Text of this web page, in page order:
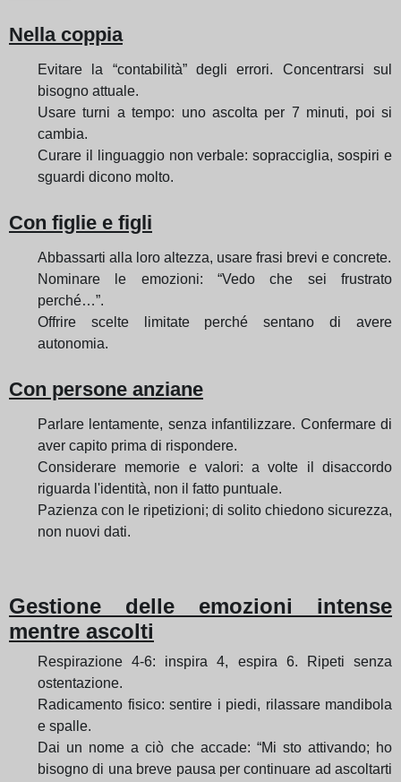
Nella coppia
Evitare la “contabilità” degli errori. Concentrarsi sul
bisogno attuale.
Usare turni a tempo: uno ascolta per 7 minuti, poi si
cambia.
Curare il linguaggio non verbale: sopracciglia, sospiri e
sguardi dicono molto.
Con figlie e figli
Abbassarti alla loro altezza, usare frasi brevi e concrete.
Nominare le emozioni: “Vedo che sei frustrato
perché…”.
Offrire scelte limitate perché sentano di avere
autonomia.
Con persone anziane
Parlare lentamente, senza infantilizzare. Confermare di
aver capito prima di rispondere.
Considerare memorie e valori: a volte il disaccordo
riguarda l'identità, non il fatto puntuale.
Pazienza con le ripetizioni; di solito chiedono sicurezza,
non nuovi dati.
Gestione delle emozioni intense
mentre ascolti
Respirazione 4-6: inspira 4, espira 6. Ripeti senza
ostentazione.
Radicamento fisico: sentire i piedi, rilassare mandibola
e spalle.
Dai un nome a ciò che accade: “Mi sto attivando; ho
bisogno di una breve pausa per continuare ad ascoltarti